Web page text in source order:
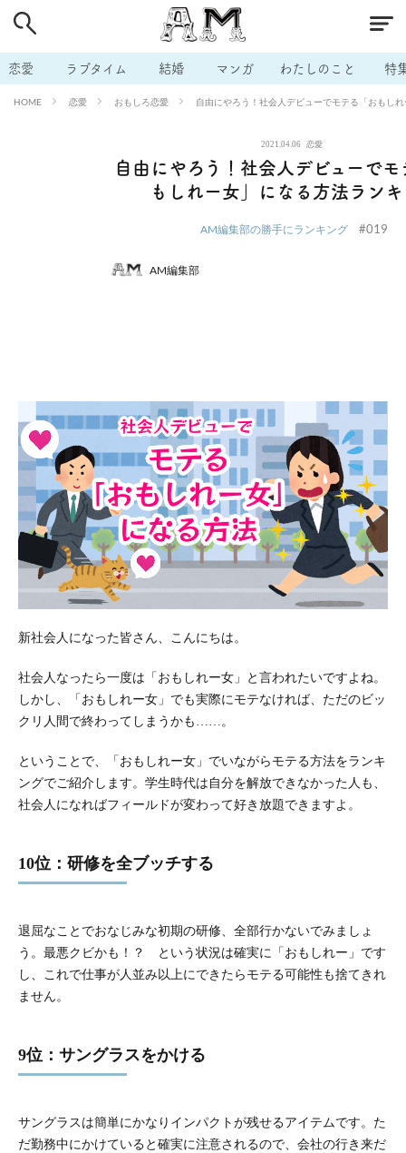
恋愛 ラブタイム 結婚 マンガ わたしのこと 特
HOME 恋愛 おもしろ恋愛 自由にやろう！社会人デビューでモテる「おもし
2021.04.06 恋愛
自由にやろう！社会人デビューで
もしれー女」になる方法ラン
AM編集部の勝手にランキング #019
AM編集部
新社会人になった皆さん、こんにちは。
社会人なったら一度は「おもしれー女」と言われたいですよね。
しかし、「おもしれー女」でも実際にモテなければ、ただのビッ
クリ人間で終わってしまうかも……。
ということで、「おもしれー女」でいながらモテる方法をランキ
ングでご紹介します。学生時代は自分を解放できなかった人も、
社会人になればフィールドが変わって好き放題できますよ。
10位：研修を全ブッチする
退屈なことでおなじみな初期の研修、全部行かないでみましょ
う。最悪クビかも！？ という状況は確実に「おもしれー」です
し、これで仕事が人並み以上にできたらモテる可能性も捨てきれ
ません。
9位：サングラスをかける
サングラスは簡単にかなりインパクトが残せるアイテムです。た
だ勤務中にかけていると確実に注意されるので、会社の行き来だ
# 男の本音 # セフレ # 不倫
# 出会う方法 # マッチングアプリ # ラブグッズ # 体の相